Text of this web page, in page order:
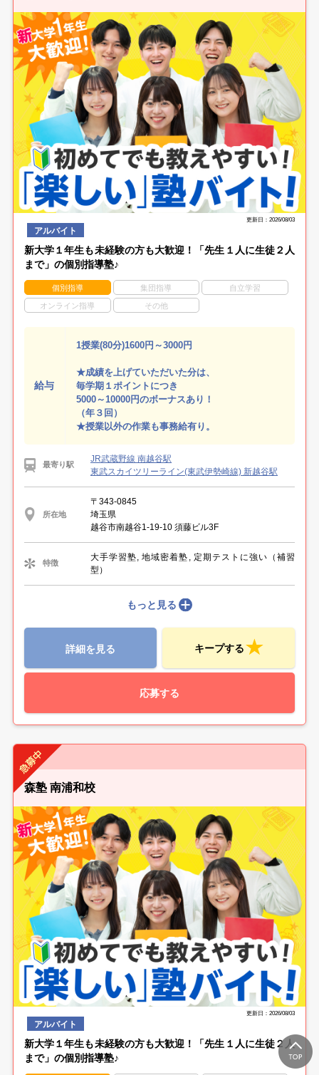
更新日：2026/08/03
アルバイト
新大学１年生も未経験の方も大歓迎！「先生１人に生徒２人
まで」の個別指導塾♪
個別指導 集団指導 自立学習
オンライン指導 その他
給与
1授業(80分)1600円～3000円
★成績を上げていただいた分は、
毎学期１ポイントにつき
5000～10000円のボーナスあり！
（年３回）
★授業以外の作業も事務給有り。
最寄り駅
JR武蔵野線 南越谷駅
東武スカイツリーライン(東武伊勢崎線) 新越谷駅
所在地
〒343-0845
埼玉県
越谷市南越谷1-19-10 須藤ビル3F
特徴
大手学習塾, 地域密着塾, 定期テストに強い（補習
型）
もっと見る
詳細を見る キープする
応募する
森塾 南浦和校
更新日：2026/08/03
アルバイト
新大学１年生も未経験の方も大歓迎！「先生１人に生徒２人
まで」の個別指導塾♪